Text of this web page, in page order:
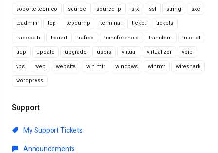
soporte tecnico source source ip srx ssl string sxe
tcadmin tcp tcpdump terminal ticket tickets
tracepath tracert trafico transferencia transferir tutorial
udp update upgrade users virtual virtualizor voip
vps web website win mtr windows winmtr wireshark
wordpress
Support
My Support Tickets
Announcements